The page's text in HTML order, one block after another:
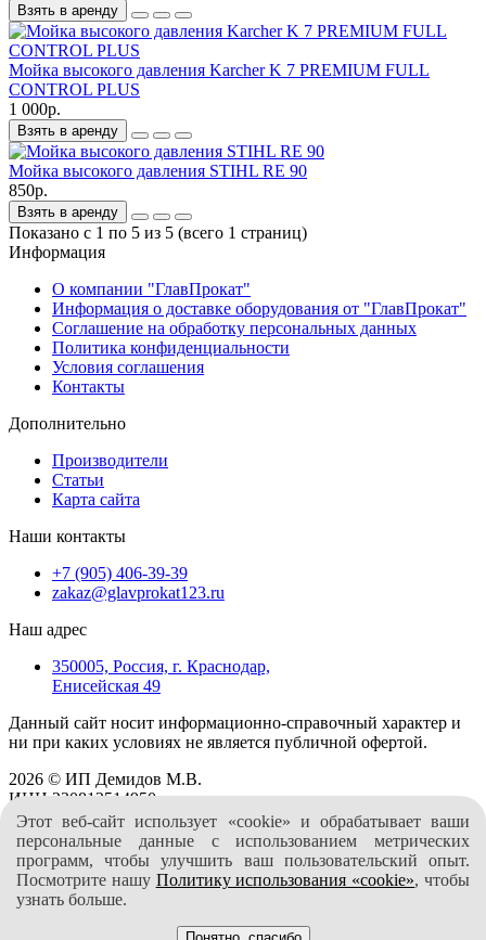
Взять в аренду
Мойка высокого давления Karcher K 7 PREMIUM FULL
CONTROL PLUS
1 000р.
Взять в аренду
Мойка высокого давления STIHL RE 90
850р.
Взять в аренду
Показано с 1 по 5 из 5 (всего 1 страниц)
Информация
О компании "ГлавПрокат"
Информация о доставке оборудования от "ГлавПрокат"
Соглашение на обработку персональных данных
Политика конфиденциальности
Условия соглашения
Контакты
Дополнительно
Производители
Статьи
Карта сайта
Наши контакты
+7 (905) 406-39-39
zakaz@glavprokat123.ru
Наш адрес
350005, Россия, г. Краснодар,
Енисейская 49
Данный сайт носит информационно-справочный характер и
ни при каких условиях не является публичной офертой.
2026 © ИП Демидов М.В.
ИНН 230812514950
Создание и продвижение сайта –"Карате Маркетинг"
Этот веб-сайт использует «cookie» и обрабатывает ваши
персональные данные с использованием метрических
программ, чтобы улучшить ваш пользовательский опыт.
Посмотрите нашу Политику использования «cookie», чтобы
узнать больше.